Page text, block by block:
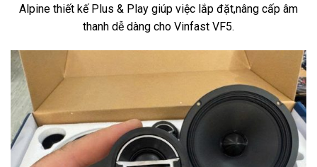
Alpine thiết kế Plus & Play giúp việc lắp đặt,nâng cấp âm
thanh dễ dàng cho Vinfast VF5.